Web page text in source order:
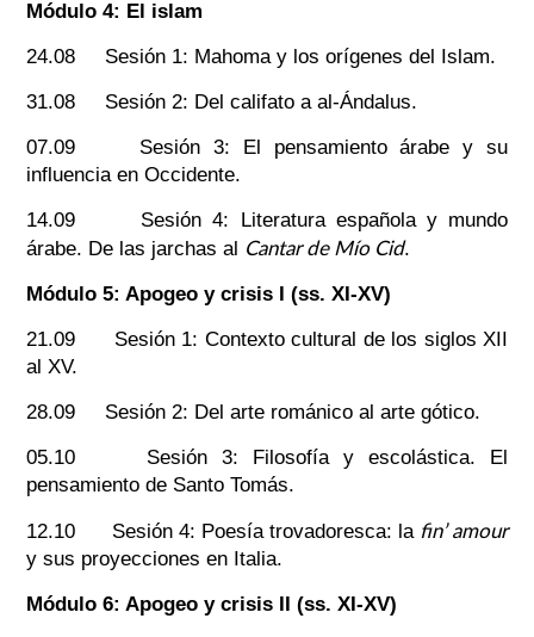
Módulo 4: El islam
24.08 Sesión 1: Mahoma y los orígenes del Islam.
31.08 Sesión 2: Del califato a al-Ándalus.
07.09 Sesión 3: El pensamiento árabe y su
influencia en Occidente.
14.09 Sesión 4: Literatura española y mundo
árabe. De las jarchas al Cantar de Mío Cid.
Módulo 5: Apogeo y crisis I (ss. XI-XV)
21.09 Sesión 1: Contexto cultural de los siglos XII
al XV.
28.09 Sesión 2: Del arte románico al arte gótico.
05.10 Sesión 3: Filosofía y escolástica. El
pensamiento de Santo Tomás.
12.10 Sesión 4: Poesía trovadoresca: la fin’ amour
y sus proyecciones en Italia.
Módulo 6: Apogeo y crisis II (ss. XI-XV)